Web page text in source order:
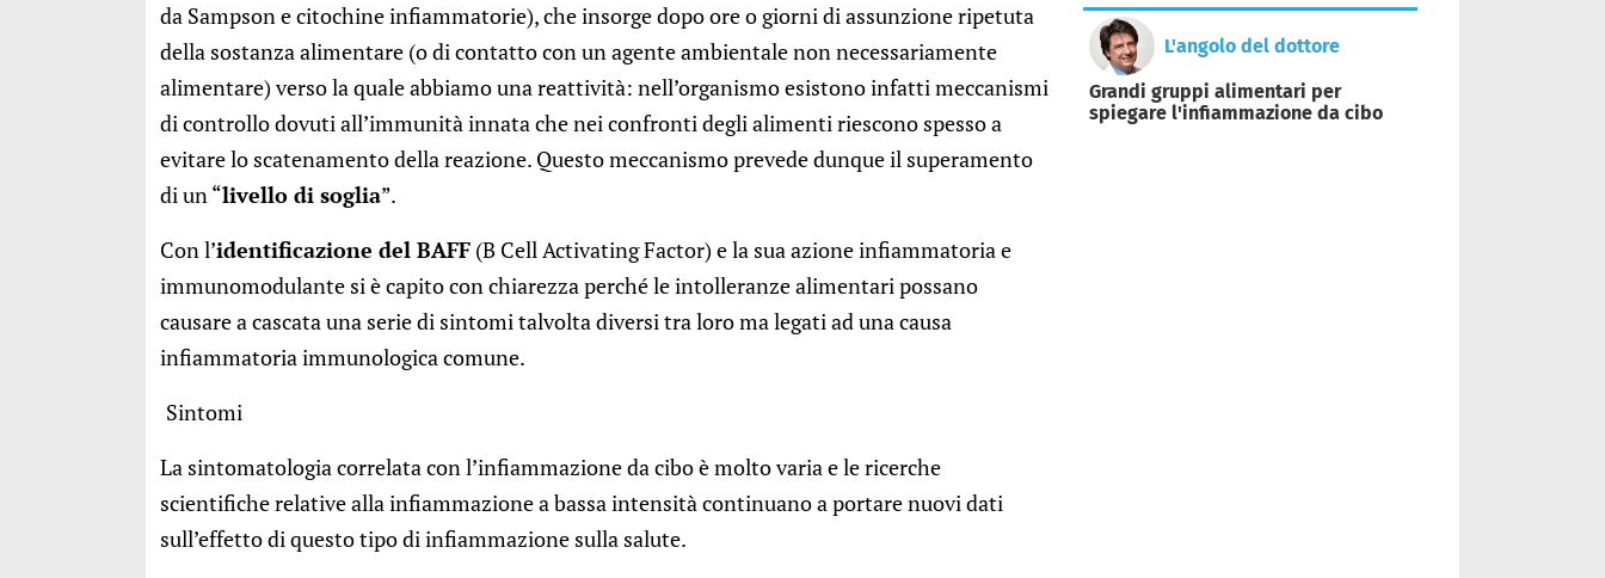
da Sampson e citochine infiammatorie), che insorge dopo ore o giorni di assunzione ripetuta
della sostanza alimentare (o di contatto con un agente ambientale non necessariamente
alimentare) verso la quale abbiamo una reattività: nell’organismo esistono infatti meccanismi
di controllo dovuti all’immunità innata che nei confronti degli alimenti riescono spesso a
evitare lo scatenamento della reazione. Questo meccanismo prevede dunque il superamento
di un “livello di soglia”.
Con l’identificazione del BAFF (B Cell Activating Factor) e la sua azione infiammatoria e
immunomodulante si è capito con chiarezza perché le intolleranze alimentari possano
causare a cascata una serie di sintomi talvolta diversi tra loro ma legati ad una causa
infiammatoria immunologica comune.
Sintomi
La sintomatologia correlata con l’infiammazione da cibo è molto varia e le ricerche
scientifiche relative alla infiammazione a bassa intensità continuano a portare nuovi dati
sull’effetto di questo tipo di infiammazione sulla salute.
L'angolo del dottore
Grandi gruppi alimentari per
spiegare l'infiammazione da cibo